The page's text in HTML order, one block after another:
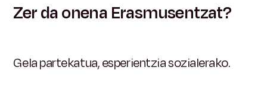
Zer da onena Erasmusentzat?
Gela partekatua, esperientzia sozialerako.